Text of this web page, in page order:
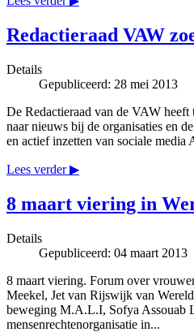
Redactieraad VAW
Details
Gepubliceerd: 28 mei 2013
De Redactieraad van de VAW
naar nieuws bij de organisaties en
en actief inzetten van sociale media
Lees verder ▶
8 maart viering in
Details
Gepubliceerd: 04 maart 2013
8 maart viering. Forum over
Meekel, Jet van Rijswijk van
beweging M.A.L.I, Sofya Assouab
mensenrechtenorganisatie in...